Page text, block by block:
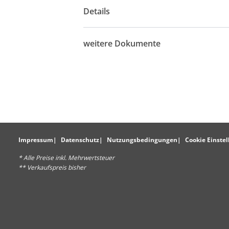
Details
weitere Dokumente
Impressum Datenschutz Nutzungsbedingungen Cookie
* Alle Preise inkl. Mehrwertsteuer
** Verkaufspreis bisher